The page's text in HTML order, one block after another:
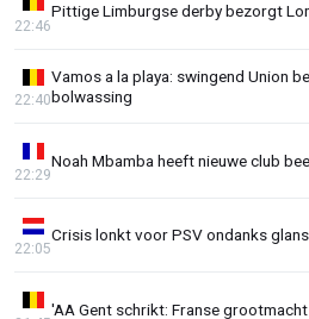
Pittige Limburgse derby bezorgt
22:46
Vamos a la playa: swingend Union
bolwassing
22:40
Noah Mbamba heeft nieuwe club
22:29
Crisis lonkt voor PSV ondanks
22:05
'AA Gent schrikt: Franse